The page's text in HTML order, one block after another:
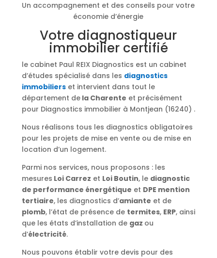
Un accompagnement et des conseils pour votre
économie d’énergie
Votre diagnostiqueur
immobilier certifié
le cabinet Paul REIX Diagnostics est un cabinet
d’études spécialisé dans les diagnostics
immobilierset intervient dans tout le
département dela Charente et précisément
pour Diagnostics immobilier à Montjean (16240) .
Nous réalisons tous les diagnostics obligatoires
pour les projets de mise en vente ou de mise en
location d’un logement.
Parmi nos services, nous proposons : les
mesures Loi Carrez et Loi Boutin, le diagnostic
de performance énergétique et DPE mention
tertiaire, les diagnostics d’amiante et de
plomb, l’état de présence de termites, ERP, ainsi
que les états d’installation de gaz ou
d’électricité.
Nous pouvons établir votre devis pour des